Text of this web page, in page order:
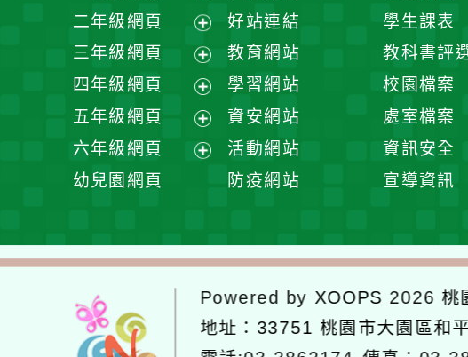
展
開
選
單
二年級網頁
展
選
單
三年級網頁
展
選
單
四年級網頁
展
選
五年級網頁
展
開
六年級網頁
單
幼兒園網頁
好站連結
教育網站
學習網站
資安網站
活動網站
防疫網站
學生課表
教科書評
校園檔案
處室檔案
資訊安全
宣導資訊
Powered by XOOPS 2026桃
地址： 33751 桃園市大園區和